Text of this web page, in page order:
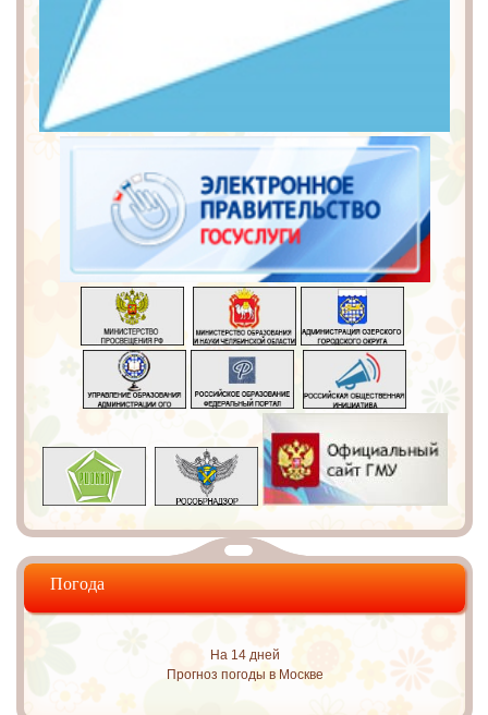
Погода
На 14 дней
Прогноз погоды в Москве